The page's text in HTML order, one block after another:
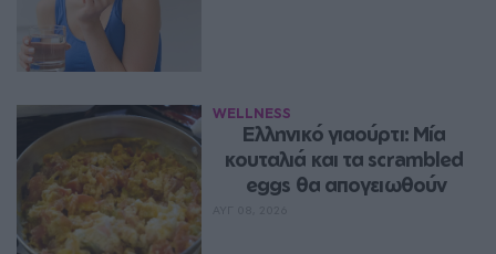
WELLNESS
Ελληνικό γιαούρτι: Μία
κουταλιά και τα scrambled
eggs θα απογειωθούν